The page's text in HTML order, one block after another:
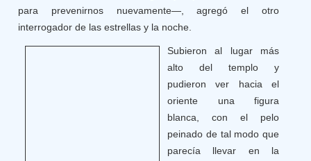
para prevenirnos nuevamente—, agregó el otro
interrogador de las estrellas y la noche.
Subieron al lugar más
alto del templo y
pudieron ver hacia el
oriente una figura
blanca, con el pelo
peinado de tal modo que
parecía llevar en la